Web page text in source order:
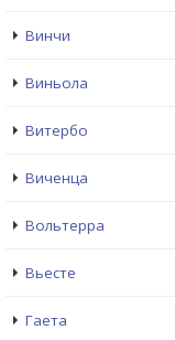
Винчи
Виньола
Витербо
Виченца
Вольтерра
Вьесте
Гаета